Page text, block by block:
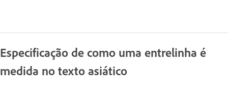
Especificação de como uma entrelinha é
medida no texto asiático